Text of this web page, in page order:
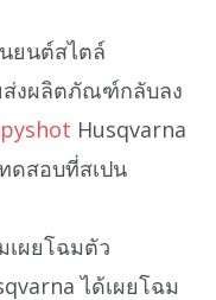
ยนต์สไตล์
ส่งผลิตภัณฑ์กลับลง
Husqvarna
ดสอบที่สเปน
เผยโฉมตัว
ได้เผยโฉม